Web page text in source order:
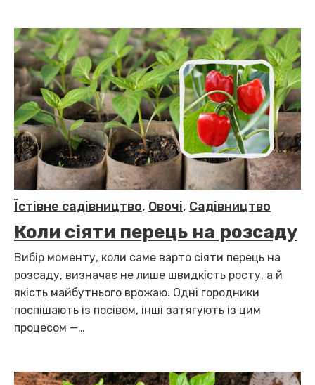
Їстівне садівництво, Овочі, Садівництво
Коли сіяти перець на розсаду
Вибір моменту, коли саме варто сіяти перець на
розсаду, визначає не лише швидкість росту, а й
якість майбутнього врожаю. Одні городники
поспішають із посівом, інші затягують із цим
процесом —…